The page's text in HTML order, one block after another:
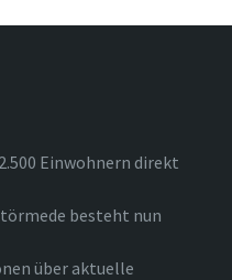
Einwohnern direkt
besteht nun
über aktuelle